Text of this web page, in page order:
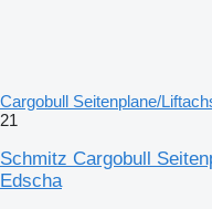
Cargobull Seitenplane/
21
Schmitz Cargobull
Edscha